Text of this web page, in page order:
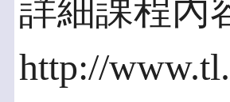
詳細課程內
http://